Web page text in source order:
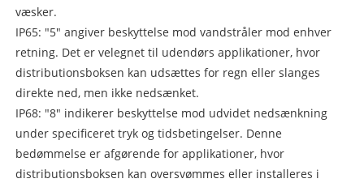
væsker.
IP65: "5" angiver beskyttelse mod vandstråler mod enhver
retning. Det er velegnet til udendørs applikationer, hvor
distributionsboksen kan udsættes for regn eller slanges
direkte ned, men ikke nedsænket.
IP68: "8" indikerer beskyttelse mod udvidet nedsænkning
under specificeret tryk og tidsbetingelser. Denne
bedømmelse er afgørende for applikationer, hvor
distributionsboksen kan oversvømmes eller installeres i